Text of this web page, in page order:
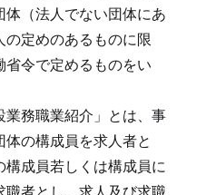
（法人でない団体にあ
定めのあるものに限
令で定めるものをい
業務職業紹介」とは、事
の構成員を求人者と
成員若しくは構成員に